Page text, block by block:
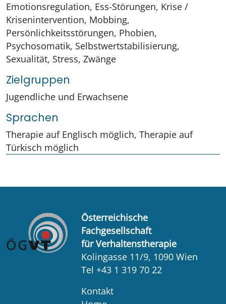
Emotionsregulation, Ess-Störungen, Krise /
Krisenintervention, Mobbing,
Persönlichkeitsstörungen, Phobien,
Psychosomatik, Selbstwertstabilisierung,
Sexualität, Stress, Zwänge
Zielgruppen
Jugendliche und Erwachsene
Sprachen
Therapie auf Englisch möglich, Therapie auf
Türkisch möglich
Österreichische
Fachgesellschaft
für Verhaltenstherapie
Kolingasse 11/9, 1090 Wien
Tel +43 1 319 70 22
Kontakt